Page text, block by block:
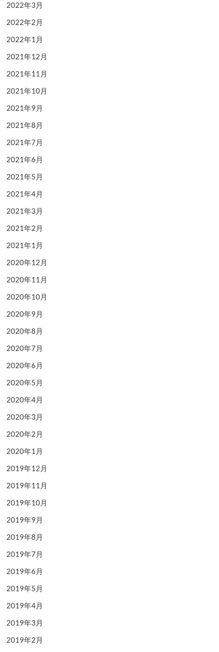
2022年3月
2022年2月
2022年1月
2021年12月
2021年11月
2021年10月
2021年9月
2021年8月
2021年7月
2021年6月
2021年5月
2021年4月
2021年3月
2021年2月
2021年1月
2020年12月
2020年11月
2020年10月
2020年9月
2020年8月
2020年7月
2020年6月
2020年5月
2020年4月
2020年3月
2020年2月
2020年1月
2019年12月
2019年11月
2019年10月
2019年9月
2019年8月
2019年7月
2019年6月
2019年5月
2019年4月
2019年3月
2019年2月